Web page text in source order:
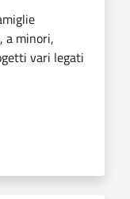
a minori,
vari legati